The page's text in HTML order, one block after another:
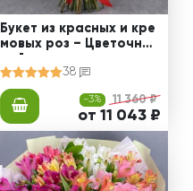
Букет из красных и кре
мовых роз – Цветочный
38
-3% 11 360 ₽
от 11 043 ₽